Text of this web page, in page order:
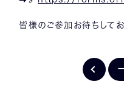
皆様のご参加お待ちしてお